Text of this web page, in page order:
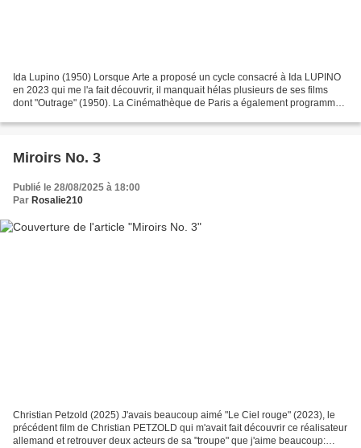
Ida Lupino (1950) Lorsque Arte a proposé un cycle consacré à Ida LUPINO
en 2023 qui me l'a fait découvrir, il manquait hélas plusieurs de ses films
dont "Outrage" (1950). La Cinémathèque de Paris a également programmé
Miroirs No. 3
Publié le 28/08/2025 à 18:00
Par Rosalie210
Christian Petzold (2025) J'avais beaucoup aimé "Le Ciel rouge" (2023), le
précédent film de Christian PETZOLD qui m'avait fait découvrir ce réalisateur
allemand et retrouver deux acteurs de sa "troupe" que j'aime beaucoup: